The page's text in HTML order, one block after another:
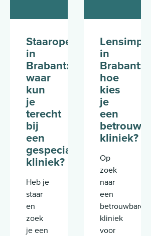
Staaroperatie
in
Brabant:
waar
kun
je
terecht
bij
een
gespecialiseerde
kliniek?
Heb je
staar
en
zoek
je een
in
Brabant:
hoe
kies
je
een
kliniek?
Op
zoek
naar
een
betrouwbare
kliniek
voor